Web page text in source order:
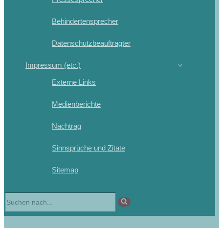
Behindertensprecher
Datenschutzbeauftragter
Impressum (etc.)
Externe Links
Medienberichte
Nachtrag
Sinnsprüche und Zitate
Sitemap